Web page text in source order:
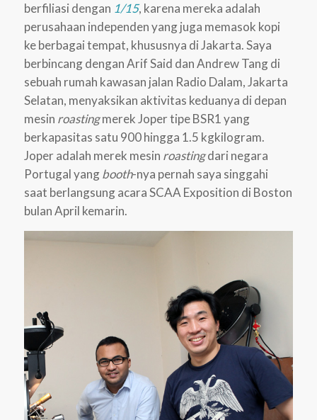
berfiliasi dengan 1/15, karena mereka adalah
perusahaan independen yang juga memasok kopi
ke berbagai tempat, khususnya di Jakarta. Saya
berbincang dengan Arif Said dan Andrew Tang di
sebuah rumah kawasan jalan Radio Dalam, Jakarta
Selatan, menyaksikan aktivitas keduanya di depan
mesin roastingmerek Joper tipe BSR1 yang
berkapasitas satu 900 hingga 1.5 kgkilogram.
Joper adalah merek mesin roastingdari negara
Portugal yangbooth-nya pernah saya singgahi
saat berlangsung acara SCAA Exposition di Boston
bulan April kemarin.